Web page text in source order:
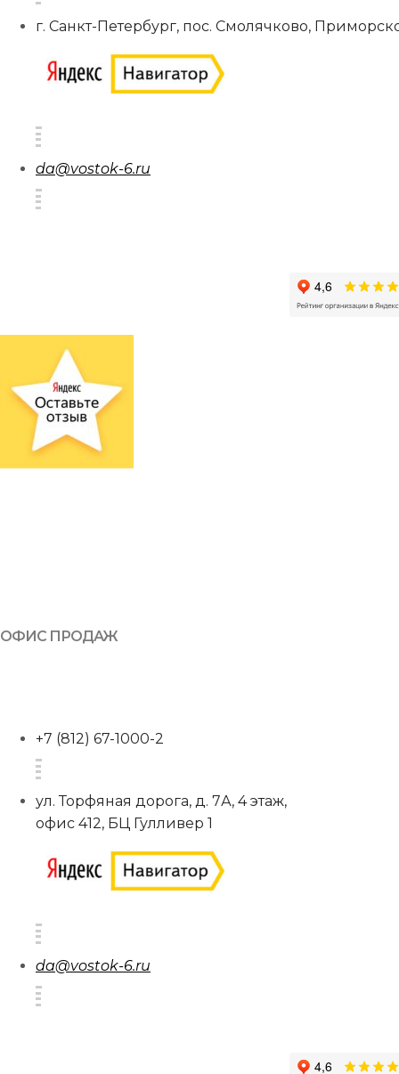
г. Санкт-Петербург, пос. Смолячково,
da@vostok-6.ru
ОФИС ПРОДАЖ
+7 (812) 67-1000-2
ул. Торфяная дорога, д. 7А, 4 этаж,
офис 412, БЦ Гулливер 1
da@vostok-6.ru